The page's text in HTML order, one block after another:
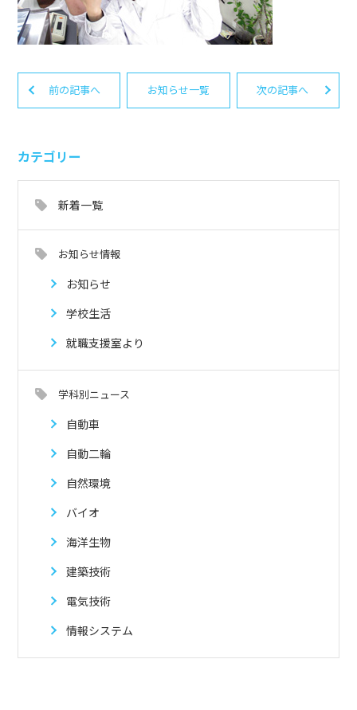
前の記事へ お知らせ一覧 次の記事へ
カテゴリー
新着一覧
お知らせ情報
お知らせ
学校生活
就職支援室より
学科別ニュース
自動車
自動二輪
自然環境
バイオ
海洋生物
建築技術
電気技術
情報システム